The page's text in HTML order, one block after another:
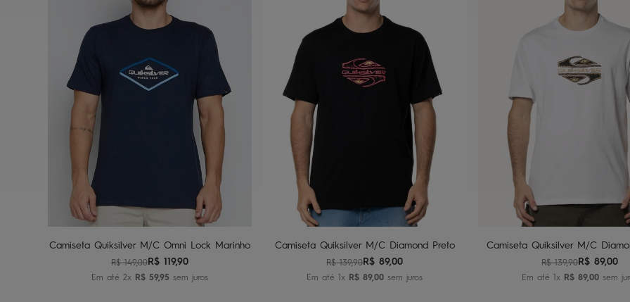
Adicionar ao carrinho
Camiseta Quiksilver M/C Omni Lock Marinho
R$ 149,00R$ 119,90
Em até 2x R$ 59,95 sem juros
GG
Adicionar ao carrinho
Camiseta Quiksilver M/C Diamond Preto
R$ 139,90R$ 89,00
Em até1x R$ 89,00 sem juros
GG
Adicionar ao
Camiseta Quiksilver M/C
R$ 139,90R$ 89,00
Em até1x R$ 89,00 sem